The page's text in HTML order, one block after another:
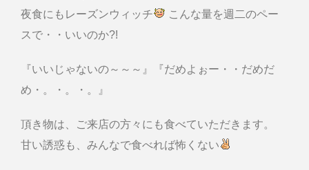
夜食にもレーズンウィッチ
こんな量を週二のペー
スで・・いいのか?!
『いいじゃないの～～～』『だめよぉー・・だめだ
め・。・。・。』
頂き物は、ご来店の方々にも食べていただきます。
甘い誘惑も、みんなで食べれば怖くない